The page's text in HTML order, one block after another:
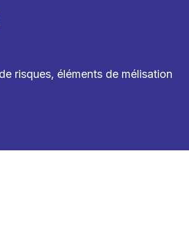
risques, éléments de mélisation